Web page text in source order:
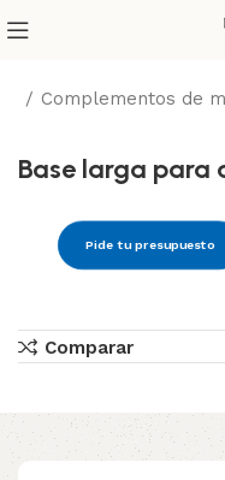
Complementos de
Base larga para
Pide tu presupuesto
Comparar